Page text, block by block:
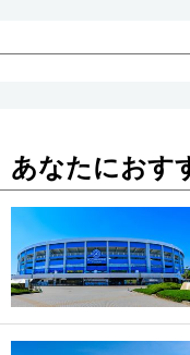
あなたにおす